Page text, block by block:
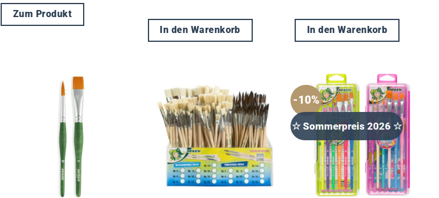
Zum Produkt
In den Warenkorb In den Warenkorb
-10%
☆ Sommerpreis 2026 ☆